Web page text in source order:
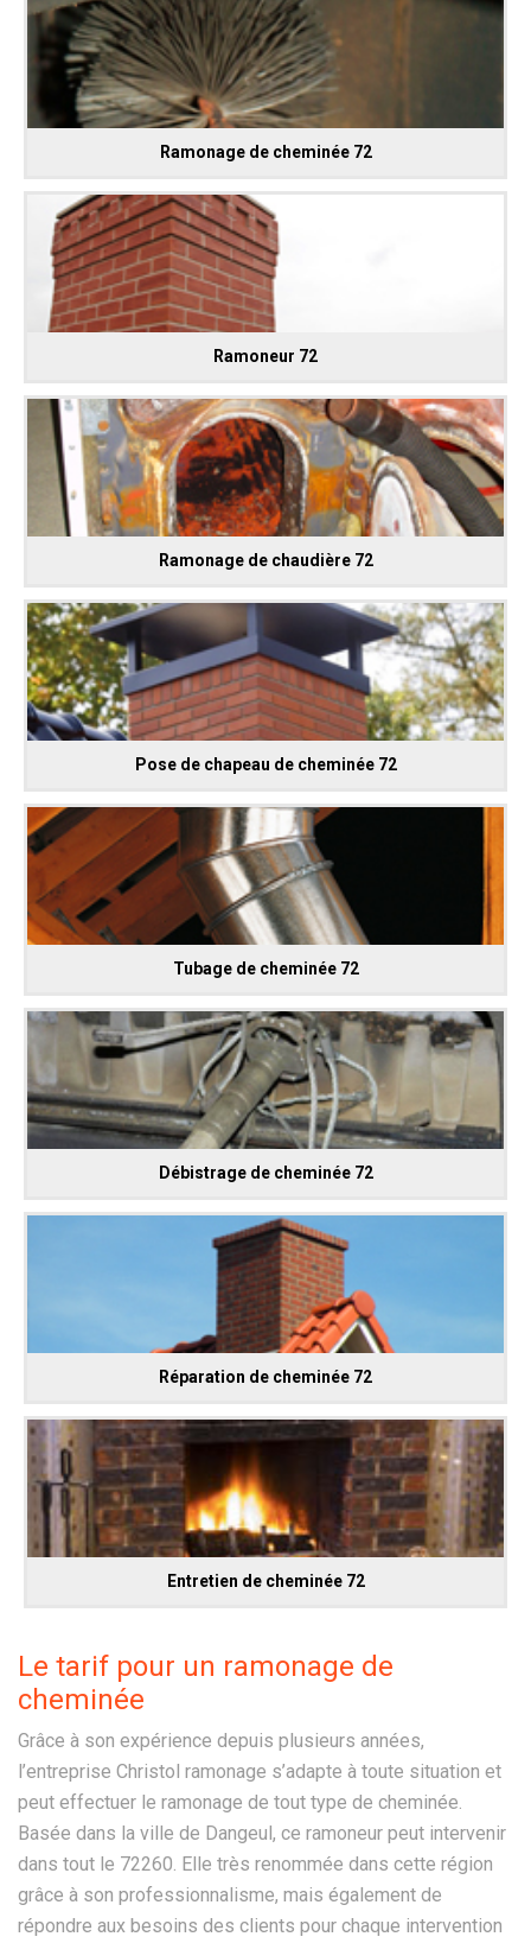
Ramonage de cheminée 72
Ramoneur 72
Ramonage de chaudière 72
Pose de chapeau de cheminée 72
Tubage de cheminée 72
Débistrage de cheminée 72
Réparation de cheminée 72
Entretien de cheminée 72
Le tarif pour un ramonage de
cheminée
Grâce à son expérience depuis plusieurs années,
l’entreprise Christol ramonage s’adapte à toute situation et
peut effectuer le ramonage de tout type de cheminée.
Basée dans la ville de Dangeul, ce ramoneur peut intervenir
dans tout le 72260. Elle très renommée dans cette région
grâce à son professionnalisme, mais également de
répondre aux besoins des clients pour chaque intervention